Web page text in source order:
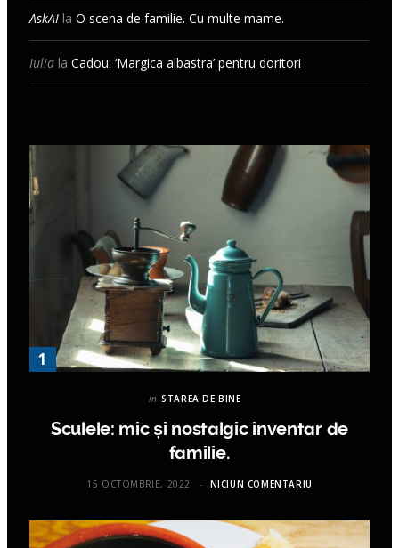
AskAI la O scena de familie. Cu multe mame.
Iulia la Cadou: ‘Margica albastra’ pentru doritori
in STAREA DE BINE
Sculele: mic și nostalgic inventar de
familie.
15 OCTOMBRIE, 2022 NICIUN COMENTARIU